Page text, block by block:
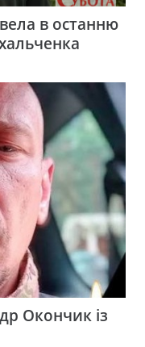
в останню
Окончик із